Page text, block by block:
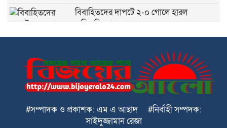
বিবাহিতদের দাপটে ২-০ গোলে হারল
অবিবাহিতরা
পঞ্চগড়ে ২১৮ পিছ ইয়াবা সহ মাদক
ব্যবসায়ীকে পুলিশে দিল মাদক নির্মূল কমিটি
পঞ্চগড়ে জুলাই গণঅভ্যুত্থান দিবস পালিত
#সম্পাদক ও প্রকাশক: এম এ আছাদ #নির্বাহী সম্পদক:
সাইদুজ্জামান রেজা